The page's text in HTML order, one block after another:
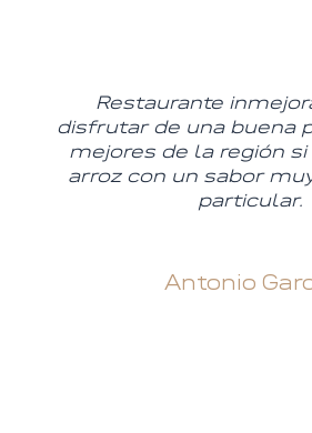
Restaurante
disfrutar de una buena
mejores de la región
arroz con un sabor
particular.
Antonio